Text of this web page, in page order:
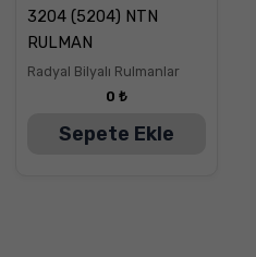
5
üzerinden
5.00
oy aldı
3204 (5204) NTN
RULMAN
Radyal Bilyalı Rulmanlar
0 ₺
Sepete Ekle